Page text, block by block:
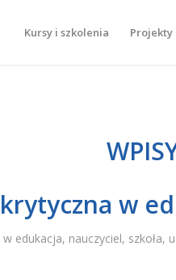
Kursy i szkolenia
w
w edukacja, nauczyciel, szkoła,